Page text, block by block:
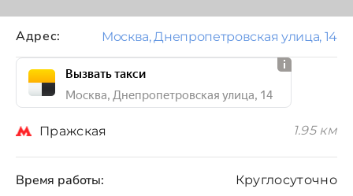
Время работы: Круглосуточно
Адрес: Москва, Днепропетровская улица, 14
Вызвать такси
Москва, Днепропетровская улица, 14
Пражская 1.95 км